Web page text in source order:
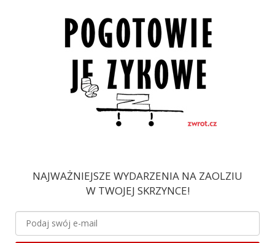
NAJWAŻNIEJSZE WYDARZENIA NA ZAOLZIU
W TWOJEJ SKRZYNCE!